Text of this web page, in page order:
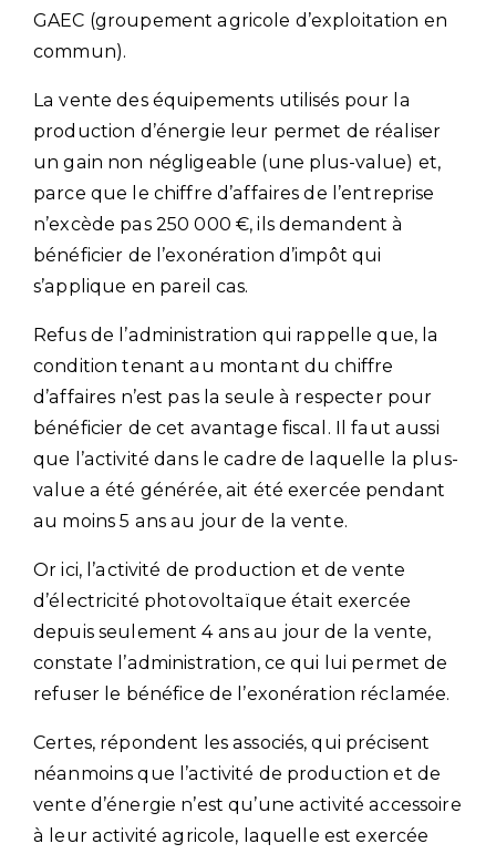
GAEC (groupement agricole d’exploitation en
commun).
La vente des équipements utilisés pour la
production d’énergie leur permet de réaliser
un gain non négligeable (une plus-value) et,
parce que le chiffre d’affaires de l’entreprise
n’excède pas 250 000 €, ils demandent à
bénéficier de l’exonération d’impôt qui
s’applique en pareil cas.
Refus de l’administration qui rappelle que, la
condition tenant au montant du chiffre
d’affaires n’est pas la seule à respecter pour
bénéficier de cet avantage fiscal. Il faut aussi
que l’activité dans le cadre de laquelle la plus-
value a été générée, ait été exercée pendant
au moins 5 ans au jour de la vente.
Or ici, l’activité de production et de vente
d’électricité photovoltaïque était exercée
depuis seulement 4 ans au jour de la vente,
constate l’administration, ce qui lui permet de
refuser le bénéfice de l’exonération réclamée.
Certes, répondent les associés, qui précisent
néanmoins que l’activité de production et de
vente d’énergie n’est qu’une activité accessoire
à leur activité agricole, laquelle est exercée